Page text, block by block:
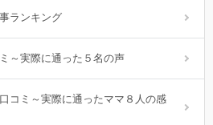
ランキング
～実際に通った５名の声
コミ～実際に通ったママ８人の感